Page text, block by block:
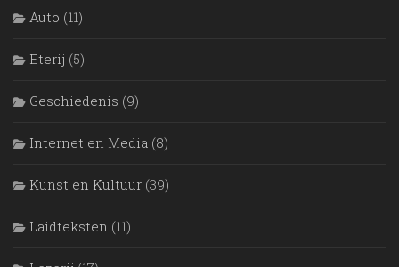
Auto (11)
Eterij (5)
Geschiedenis (9)
Internet en Media (8)
Kunst en Kultuur (39)
Laidteksten (11)